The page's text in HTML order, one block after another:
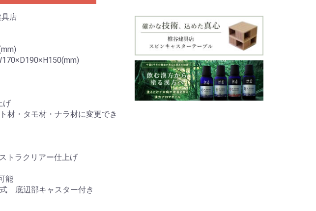
店
げ
材・タモ材・ナラ材に変更でき
トラクリアー仕上げ
能
式 底辺部キャスター付き